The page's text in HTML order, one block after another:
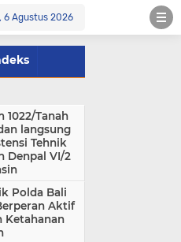
6 Agustus 2026
1022/Tanah
langsung
Tehnik
Denpal VI/2
Polda Bali
Aktif
Ketahanan